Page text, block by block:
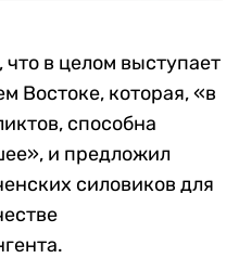
в целом выступает
Востоке, которая, «в
способна
и предложил
силовиков для